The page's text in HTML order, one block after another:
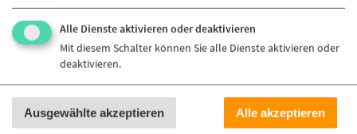
Leichte Sprache
Gaisburger Marsch mit Rinderbrühe
Zutaten:
Wasser
Rinderknochen / Tafelspitz
Alle Dienste aktivieren oder deaktivieren
Mit diesem Schalter können Sie alle Dienste aktivieren oder
deaktivieren.
Ausgewählte akzeptieren Alle akzeptieren